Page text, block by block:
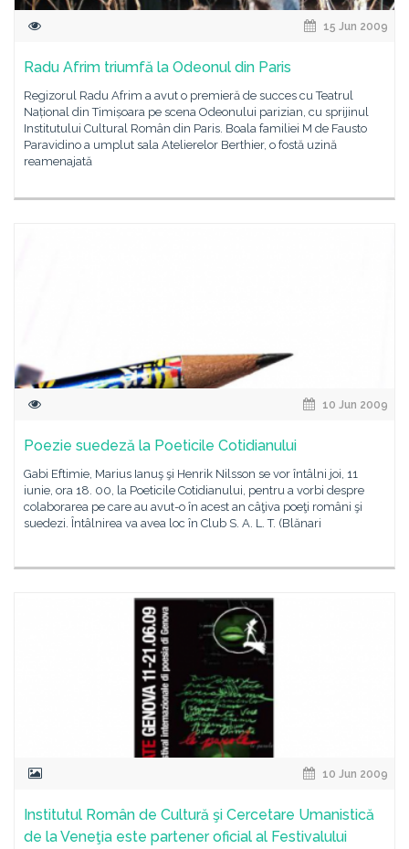
15 Jun 2009
Radu Afrim triumfă la Odeonul din Paris
Regizorul Radu Afrim a avut o premieră de succes cu Teatrul
Național din Timișoara pe scena Odeonului parizian, cu sprijinul
Institutului Cultural Român din Paris. Boala familiei M de Fausto
Paravidino a umplut sala Atelierelor Berthier, o fostă uzină
reamenajată
10 Jun 2009
Poezie suedeză la Poeticile Cotidianului
Gabi Eftimie, Marius Ianuş şi Henrik Nilsson se vor întâlni joi, 11
iunie, ora 18. 00, la Poeticile Cotidianului, pentru a vorbi despre
colaborarea pe care au avut-o în acest an câţiva poeţi români şi
suedezi. Întâlnirea va avea loc în Club S. A. L. T. (Blănari
10 Jun 2009
Institutul Român de Cultură şi Cercetare Umanistică
de la Veneţia este partener oficial al Festivalului